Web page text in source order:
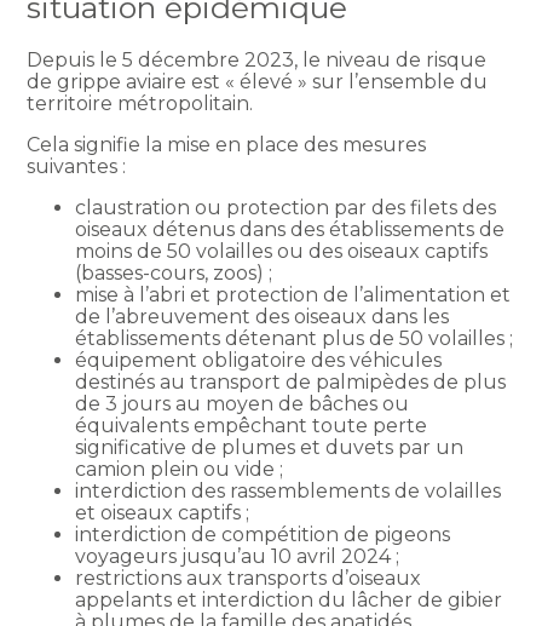
Depuis le 5 décembre 2023, le niveau de risque
de grippe aviaire est « élevé » sur l’ensemble du
territoire métropolitain.
Cela signifie la mise en place des mesures
suivantes :
claustration ou protection par des filets des
oiseaux détenus dans des établissements de
moins de 50 volailles ou des oiseaux captifs
(basses-cours, zoos) ;
mise à l’abri et protection de l’alimentation et
de l’abreuvement des oiseaux dans les
établissements détenant plus de 50 volailles ;
équipement obligatoire des véhicules
destinés au transport de palmipèdes de plus
de 3 jours au moyen de bâches ou
équivalents empêchant toute perte
significative de plumes et duvets par un
camion plein ou vide ;
interdiction des rassemblements de volailles
et oiseaux captifs ;
interdiction de compétition de pigeons
voyageurs jusqu’au 10 avril 2024 ;
restrictions aux transports d’oiseaux
appelants et interdiction du lâcher de gibier
à plumes de la famille des anatidés.